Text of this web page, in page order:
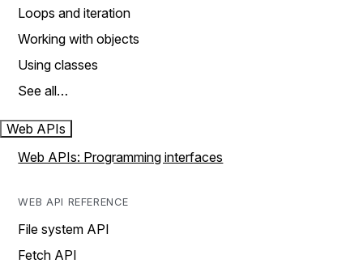
Loops and iteration
Working with objects
Using classes
See all…
Web APIs
Web APIs: Programming interfaces
WEB API REFERENCE
File system API
Fetch API